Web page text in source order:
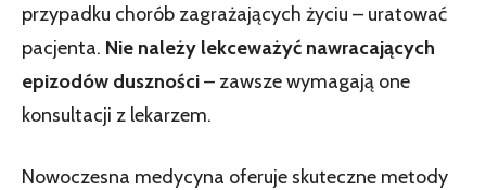
przypadku chorób zagrażających życiu – uratować
pacjenta. Nie należy lekceważyć nawracających
epizodów duszności– zawsze wymagają one
konsultacji z lekarzem.
Nowoczesna medycyna oferuje skuteczne metody